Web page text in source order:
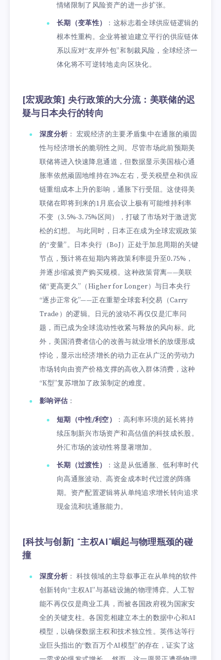
情绪限制了风险资产的进一步扩张。
长期（变革性）
：这标志着全球供应链逻辑的
根本性重构。企业将被迫建立平行的供应链体
系以应对“友岸外包”和制裁风险，全球经济一
体化将不可逆转地走向区块化。
[宏观政策] 央行政策的大分流：美联储的迟
疑与日本央行的转向
深度分析 ： 宏观经济的主要矛盾集中在通胀的顽固
性与经济增长的脆弱性之间。尽管市场此前预期美
联储将进入快速降息通道，但数据显示美国核心通
胀率依然顽固地维持在3%左右，受关税壁垒和供应
链重组成本上升的影响，通胀下行受阻。这使得美
联储在即将到来的1月底会议上极有可能维持利率
不变（3.5%-3.75%区间），打破了市场对于激进宽
松的幻想。 与此同时，日本正在成为全球宏观政策
的“变量”。日本央行（BoJ）正处于加息周期的关键
节点，预计将在短期内将政策利率提升至0.75%，
并逐步缩减资产购买规模。这种政策背离——美联
储“更高更久”（Higher for Longer）与日本央行
“逐步正常化”——正在重塑全球套利交易（Carry
Trade）的逻辑。日元的波动不再仅仅是汇率问
题，而已成为全球流动性收紧与释放的风向标。此
外，美国消费者信心的改善与就业增长的放缓形成
悖论，显示出经济增长的动力正在从广泛的劳动力
市场转向由资产价格支撑的高收入群体消费，这种
“K型”复苏增加了政策制定的难度。
影响评估 ：
短期（中性/利空）
：高利率环境的延长将持
续压制新兴市场资产和高估值的科技成长股。
外汇市场的波动性将显著增加。
长期（过渡性）
：这是从低通胀、低利率时代
向高通胀波动、高资金成本时代过渡的阵痛
期。资产配置逻辑将从单纯追求增长转向追求
现金流和抗通胀能力。
[科技与创新] “主权AI”崛起与物理瓶颈的碰
撞
深度分析 ： 科技领域的主导叙事正在从单纯的软件
创新转向“主权AI”与基础设施的物理博弈。人工智
能不再仅仅是商业工具，而被各国政府视为国家安
全的关键支柱。各国竞相建立本土的数据中心和AI
模型，以确保数据主权和技术独立性。英伟达等行
业巨头指出的“数百万个AI模型”的存在，证实了这